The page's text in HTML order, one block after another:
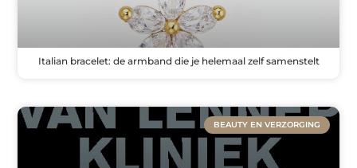
Italian bracelet: de armband die je helemaal zelf samenstelt
BEAUTY EN VERZORGING